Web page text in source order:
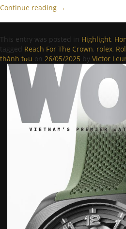
Continue reading →
This entry was posted in Highlight,
tagged Reach For The Crown, rolex,
thành tựu on 26/05/2025 by Victor